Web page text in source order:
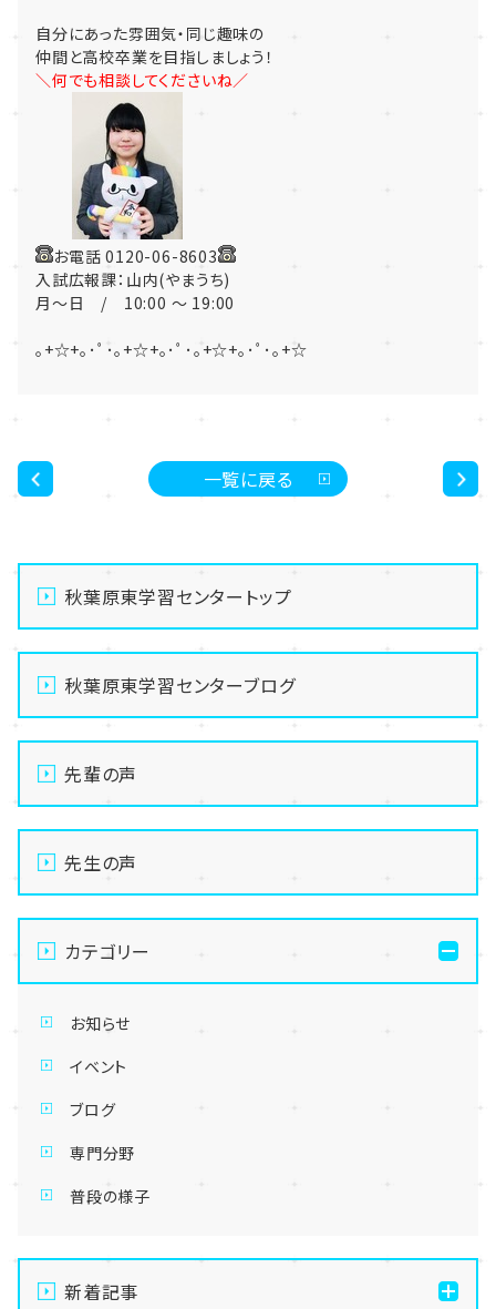
自分にあった雰囲気・同じ趣味の
仲間と高校卒業を目指しましょう！
＼何でも相談してくださいね／
お電話 0120-06-8603
入試広報課：山内(やまうち)
月～日 / 10:00 ～ 19:00
｡+☆+｡･ﾟ･｡+☆+｡･ﾟ･｡+☆+｡･ﾟ･｡+☆
一覧に戻る
秋葉原東学習センタートップ
秋葉原東学習センターブログ
先輩の声
先生の声
カテゴリー
お知らせ
イベント
ブログ
専門分野
普段の様子
新着記事